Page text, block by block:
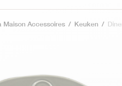
Maison Accessoires / Keuken /